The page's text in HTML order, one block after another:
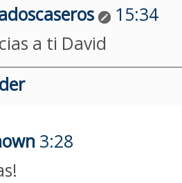
15:34
a ti David
3:28